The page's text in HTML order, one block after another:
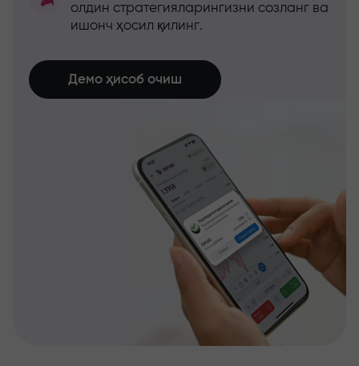
олдин стратегияларингизни созланг ва
ишонч ҳосил қилинг.
Демо ҳисоб очиш